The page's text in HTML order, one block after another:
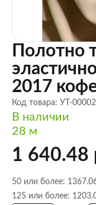
Полотно
2017
Код товара: УТ-
В наличии
28 м
1 640.48
50 или более:
125 или более: